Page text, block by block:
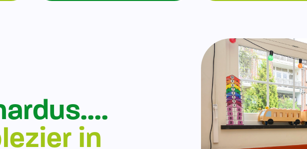
Op onze school is er een duidelijke